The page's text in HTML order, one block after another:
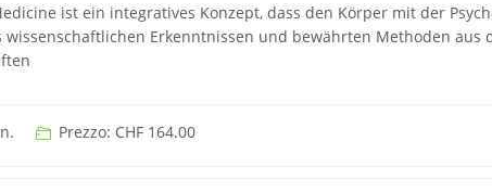
ist ein integratives Konzept, dass den Körper mit der
wissenschaftlichen Erkenntnissen und bewährten Methoden
Prezzo: CHF 164.00